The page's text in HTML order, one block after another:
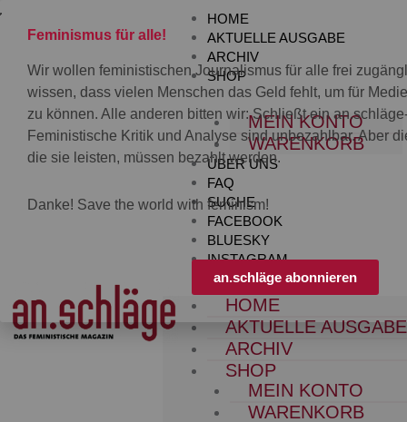
Inhalt
HOME
AKTUELLE AUSGABE
ARCHIV
SHOP
MEIN KONTO
WARENKORB
ÜBER UNS
FAQ
SUCHE
FACEBOOK
BLUESKY
INSTAGRAM
HOME
AKTUELLE AUSGABE
ARCHIV
SHOP
MEIN KONTO
WARENKORB
Feminismus für alle!
Wir wollen feministischen Journalismus für alle frei
wissen, dass vielen Menschen das Geld fehlt, um für
zu können. Alle anderen bitten wir: Schließt ein
Feministische Kritik und Analyse sind unbezahlbar. Aber
die sie leisten, müssen bezahlt werden.
Danke! Save the world with feminism!
an.schläge abonnieren